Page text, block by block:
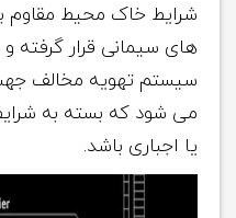
شرایط خاک محیط مقاوم
های سیمانی قرار
سیستم تهویه مخالف
می شود که بسته به
یا اجباری باشد.